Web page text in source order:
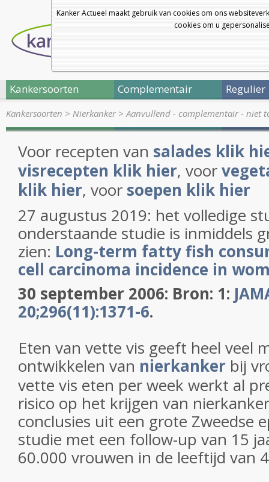
Kanker Actueel maakt gebruik van cookies om ons
cookies om u
Kankersoorten Complementair Regulier
Kankersoorten > Nierkanker>Aanvullend - complementair - niet
Voor recepten van salades klik
visrecepten klik hier, voor
klik hier, voor soepen klik hier
27 augustus 2019: het volledige
onderstaande studie is inmiddels
zien: Long-term fatty fish
cell carcinoma incidence in
30 september 2006: Bron: 1:
20;296(11):1371-6.
Eten van vette vis geeft heel veel
ontwikkelen van nierkanker bij
vette vis eten per week werkt al
risico op het krijgen van
conclusies uit een grote Zweedse
studie met een follow-up van 15
60.000 vrouwen in de leeftijd van